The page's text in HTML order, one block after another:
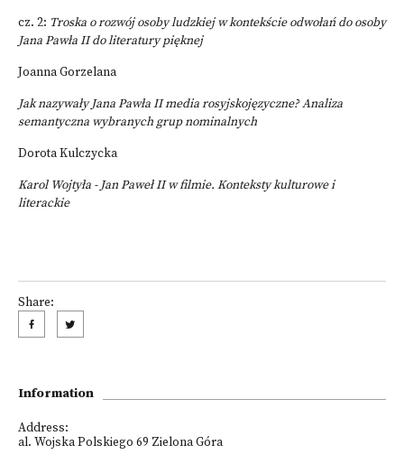
cz. 2: Troska o rozwój osoby ludzkiej w kontekście odwołań do osoby
Jana Pawła II do literatury pięknej
Joanna Gorzelana
Jak nazywały Jana Pawła II media rosyjskojęzyczne? Analiza
semantyczna wybranych grup nominalnych
Dorota Kulczycka
Karol Wojtyła - Jan Paweł II w filmie. Konteksty kulturowe i
literackie
Share:
Information
Address:
al. Wojska Polskiego 69 Zielona Góra